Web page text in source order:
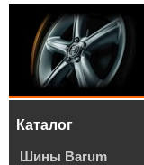
Каталог
Шины Barum